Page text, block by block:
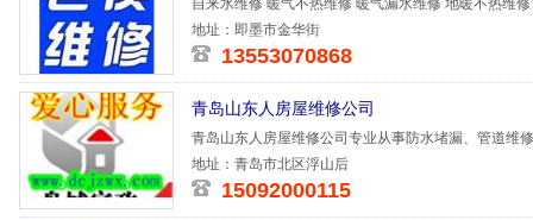
自来水维修 暖气不热维修 暖气漏水维修 地暖不热维
材 各
地址：即墨市金华街
13553070868
青岛山东人房屋维修公司
青岛山东人房屋维修公司专业从事防水堵漏、管道维
刷、厨卫改造
地址：青岛市北区浮山后
15092000115